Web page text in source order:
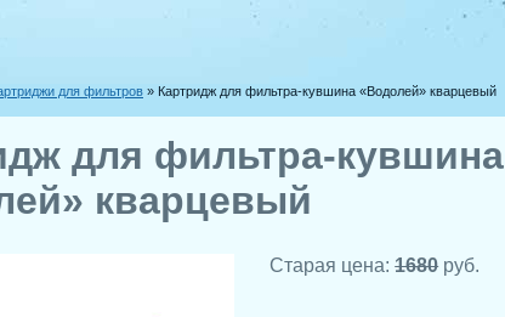
для фильтров » Картридж для фильтра-кувшина «Водолей» кварцевый
для фильтра-кувшина
кварцевый
Старая цена:1680руб.